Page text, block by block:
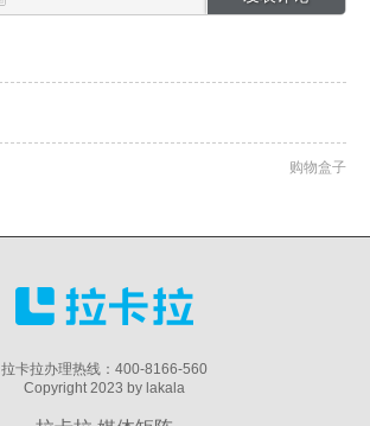
购物盒子
拉卡拉办理热线：400-8166-560
Copyright 2023 by lakala